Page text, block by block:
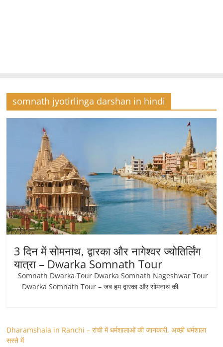
somnath jyotirlinga darshan in hindi
3 दिन में सोमनाथ, द्वारका और नागेश्वर ज्योतिर्लिंग
यात्रा – Dwarka Somnath Tour
Somnath Dwarka Tour Dwarka Somnath Nageshwar Tour
Dwarka Somnath Tour – जब हम द्वारका और सोमनाथ की
Dharamshala in Ranchi – रांची में धर्मशालाओं की जानकारी, अच्छी धर्मशाला
सस्ते में